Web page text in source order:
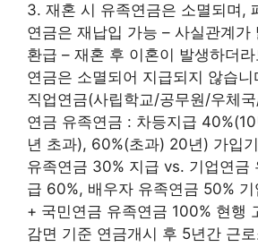
3. 재혼 시 유족연금은 소멸되며,
연금은 재납입 가능 – 사실관계가
환급 – 재혼 후 이혼이 발생하더
연금은 소멸되어 지급되지 않습
직업연금(사립학교/공무원/우체
연금 유족연금 : 차등지급
년 초과), 60%(초과) 20년) 가입
유족연금 30% 지급 vs. 기업연금
급 60%, 배우자 유족연금 50%
+ 국민연금 유족연금 100% 현행
감면 기준 연금개시 후 5년간 근